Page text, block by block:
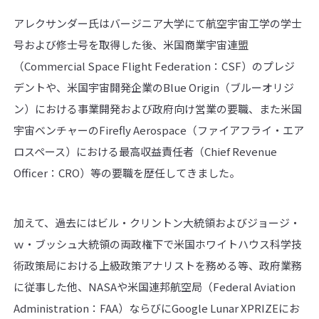
アレクサンダー氏はバージニア大学にて航空宇宙工学の学士
号および修士号を取得した後、米国商業宇宙連盟
（Commercial Space Flight Federation：CSF）のプレジ
デントや、米国宇宙開発企業のBlue Origin（ブルーオリジ
ン）における事業開発および政府向け営業の要職、また米国
宇宙ベンチャーのFirefly Aerospace（ファイアフライ・エア
ロスペース）における最高収益責任者（Chief Revenue
Officer：CRO）等の要職を歴任してきました。
加えて、過去にはビル・クリントン大統領およびジョージ・
ｗ・ブッシュ大統領の両政権下で米国ホワイトハウス科学技
術政策局における上級政策アナリストを務める等、政府業務
に従事した他、NASAや米国連邦航空局（Federal Aviation
Administration：FAA）ならびにGoogle Lunar XPRIZEにお